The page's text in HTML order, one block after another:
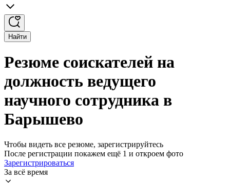
Найти
Резюме соискателей на
должность ведущего
научного сотрудника в
Барышево
Чтобы видеть все резюме, зарегистрируйтесь
После регистрации покажем ещё 1 и откроем фото
Зарегистрироваться
За всё время